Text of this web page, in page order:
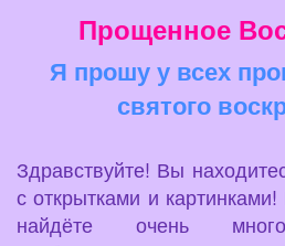
Прощенное
Я прошу у всех
святого
Здравствуйте! Вы
с открытками и
найдёте очень